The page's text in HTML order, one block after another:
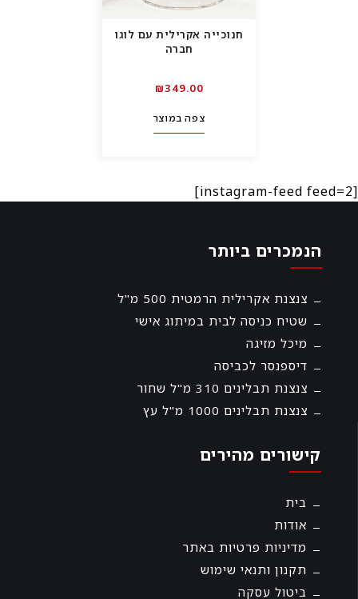
חנוכייה אקרילית עם לוגו
חברה
₪349.00
צפה במוצר
[instagram-feed feed=2]
הנמכרים ביותר
צנצנת אקרילית הרמטית 500 מ"ל
שטיח כניסה לבית במיתוג אישי
מיכל מזיגה
דיספנסר לכביסה
צנצנת תבלינים 310 מ"ל שחור
צנצנת תבלינים 1000 מ"ל עץ
קישורים מהירים
בית
אודות
מדיניות פרטיות באתר
תקנון ותנאי שימוש
ביטול עסקה